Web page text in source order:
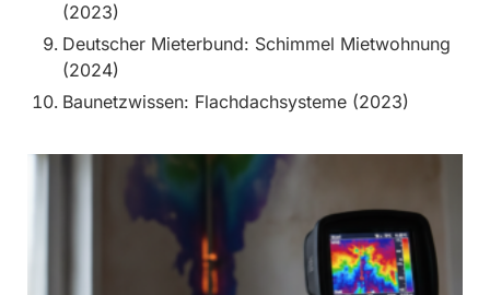
(2023)
Deutscher Mieterbund: Schimmel Mietwohnung
(2024)
Baunetzwissen: Flachdachsysteme (2023)